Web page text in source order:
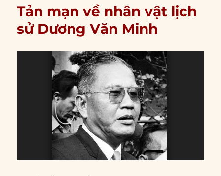
Tản mạn về nhân vật lịch
sử Dương Văn Minh